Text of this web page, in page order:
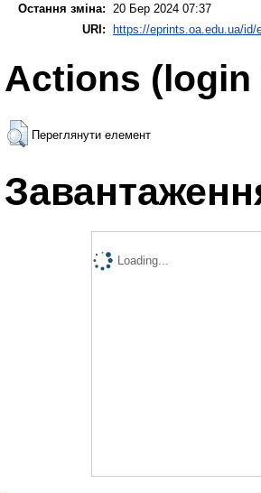
Остання зміна:
20 Бер 2024 07:37
URI: https://eprints.oa.edu.ua/id/
Actions (login
Переглянути елемент
Loading...